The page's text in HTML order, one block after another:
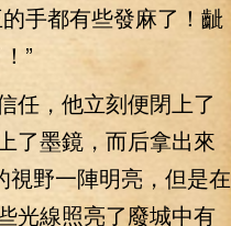
手都有些發麻了！齜
”
，他立刻便閉上了
了墨鏡，而后拿出來
視野一陣明亮，但是在
光線照亮了廢城中有